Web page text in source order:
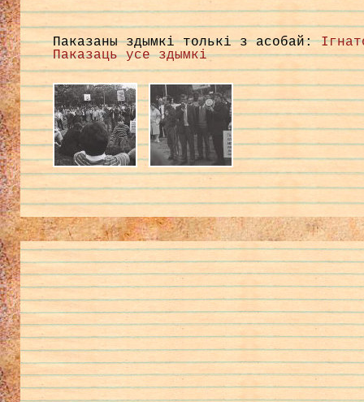
Паказаны здымкі толькі з асобай:
Паказаць усе здымкі